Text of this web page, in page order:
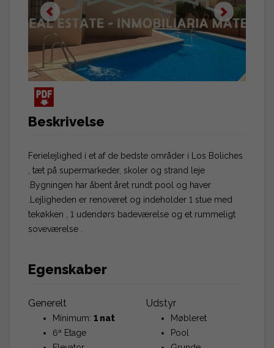
Beskrivelse
Ferielejlighed i et af de bedste områder i Los Boliches
, tæt på supermarkeder, skoler og strand leje
.Bygningen har åbent året rundt pool og haver
.Lejligheden er renoveret og indeholder 1 stue med
tekøkken , 1 udendørs badeværelse og et rummeligt
soveværelse .
Egenskaber
Generelt
Mínimum: 1 nat
6ª Etage
Udstyr
Møbleret
Pool